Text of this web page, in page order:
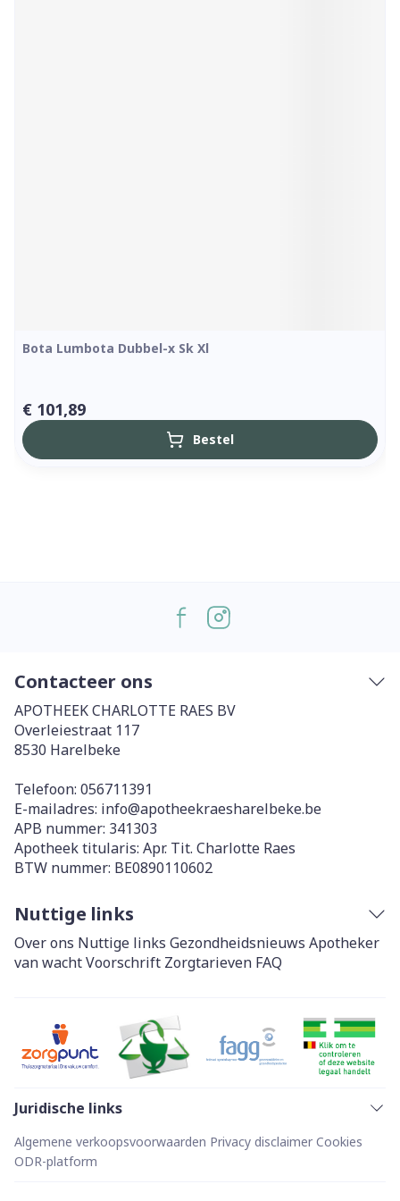
Bota Lumbota Dubbel-x Sk Xl
€ 101,89
Bestel
Contacteer ons
APOTHEEK CHARLOTTE RAES BV
Overleiestraat 117
8530 Harelbeke
Telefoon: 056711391
E-mailadres: info@apotheekraesharelbeke.be
APB nummer: 341303
Apotheek titularis: Apr. Tit. Charlotte Raes
BTW nummer: BE0890110602
Nuttige links
Over ons Nuttige links Gezondheidsnieuws Apotheker
van wachtVoorschrift Zorgtarieven FAQ
Juridische links
Algemene verkoopsvoorwaarden Privacy disclaimer Cookies
ODR-platform